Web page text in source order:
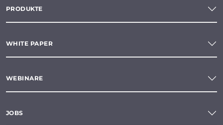
PRODUKTE
WHITE PAPER
WEBINARE
JOBS